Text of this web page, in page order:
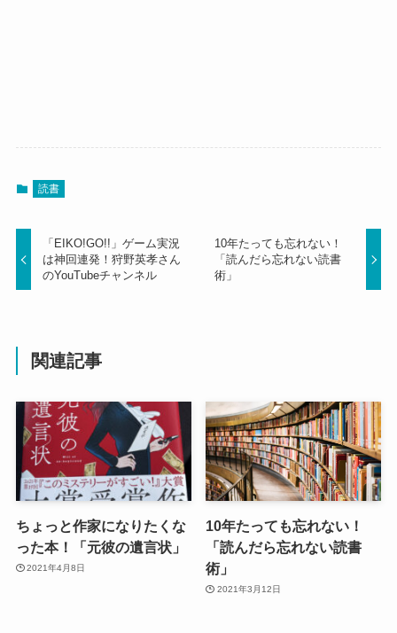
読書
「EIKO!GO!!」ゲーム実況
は神回連発！狩野英孝さん
のYouTubeチャンネル
10年たっても忘れない！
「読んだら忘れない読書
術」
関連記事
ちょっと作家になりたくな
った本！「元彼の遺言状」
2021年4月8日
10年たっても忘れない！
「読んだら忘れない読書
術」
2021年3月12日